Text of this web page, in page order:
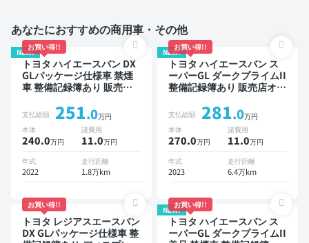
あなたにおすすめの商用車・その他
NEW!
お買い得!!
トヨタ ハイエースバン DX
GLパッケージ仕様車 禁煙
車 整備記録簿あり 販売店
ルインナーミラー ワイヤレ
スキー ETC バックモニタ
ー 全方位カメラ 衝突軽減
支払総額 251.0万円
本体
240.0万円
諸費用
11.0万円
年式
2022
走行距離
1.8万km
NEW!
お買い得!!
トヨタ ハイエースバン ス
ーパーGL ダークプライムII
整備記録簿あり 販売店オプ
ー スマートキー ETC バッ
クモニター 衝突軽減 両側
電動スライドドア
支払総額 281.0万円
本体
270.0万円
諸費用
11.0万円
年式
2023
走行距離
6.4万km
お買い得!!
トヨタ レジアスエースバン
DX GLパッケージ仕様車 整
NEW!
お買い得!!
トヨタ ハイエースバン ス
ーパーGL ダークプライムII